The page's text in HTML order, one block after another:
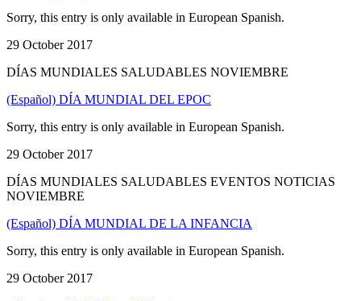
Sorry, this entry is only available in European Spanish.
29 October 2017
DÍAS MUNDIALES SALUDABLES NOVIEMBRE
(Español) DÍA MUNDIAL DEL EPOC
Sorry, this entry is only available in European Spanish.
29 October 2017
DÍAS MUNDIALES SALUDABLES EVENTOS NOTICIAS
NOVIEMBRE
(Español) DÍA MUNDIAL DE LA INFANCIA
Sorry, this entry is only available in European Spanish.
29 October 2017